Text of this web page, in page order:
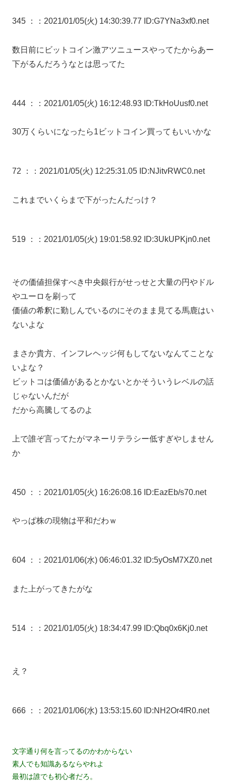
345 ： ：2021/01/05(火) 14:30:39.77 ID:G7YNa3xf0.net
数日前にビットコイン激アツニュースやってたからあー
下がるんだろうなとは思ってた
444 ： ：2021/01/05(火) 16:12:48.93 ID:TkHoUusf0.net
30万くらいになったら1ビットコイン買ってもいいかな
72 ： ：2021/01/05(火) 12:25:31.05 ID:NJitvRWC0.net
これまでいくらまで下がったんだっけ？
519 ： ：2021/01/05(火) 19:01:58.92 ID:3UkUPKjn0.net
その価値担保すべき中央銀行がせっせと大量の円やドル
やユーロを刷って
価値の希釈に勤しんでいるのにそのまま見てる馬鹿はい
ないよな
まさか貴方、インフレヘッジ何もしてないなんてことな
いよな？
ビットコは価値があるとかないとかそういうレベルの話
じゃないんだが
だから高騰してるのよ
上で誰ぞ言ってたがマネーリテラシー低すぎやしません
か
450 ： ：2021/01/05(火) 16:26:08.16 ID:EazEb/s70.net
やっぱ株の現物は平和だわｗ
604 ： ：2021/01/06(水) 06:46:01.32 ID:5yOsM7XZ0.net
また上がってきたがな
514 ： ：2021/01/05(火) 18:34:47.99 ID:Qbq0x6Kj0.net
え？
666 ： ：2021/01/06(水) 13:53:15.60 ID:NH2Or4fR0.net
文字通り何を言ってるのかわからない
素人でも知識あるならやれよ
最初は誰でも初心者だろ。